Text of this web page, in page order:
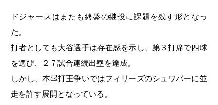
ドジャースはまたも終盤の継投に課題を残す形となっ
た。
打者としても大谷選手は存在感を示し、第３打席で四球
を選び、２７試合連続出塁を達成。
しかし、本塁打王争いではフィリーズのシュワバーに並
走を許す展開となっている。